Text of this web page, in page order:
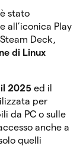
stato
all’iconica Play
Deck,
di Linux
2025 ed il
per
da PC o sulle
anche a
quelli